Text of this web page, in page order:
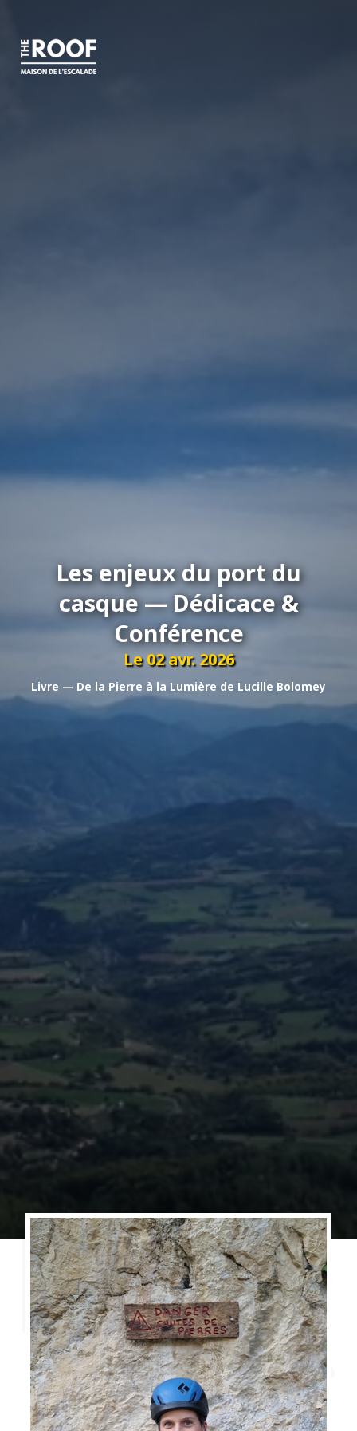
Les enjeux du port du
casque — Dédicace &
Conférence
Le 02 avr. 2026
Livre — De la Pierre à la Lumière de Lucille Bolomey